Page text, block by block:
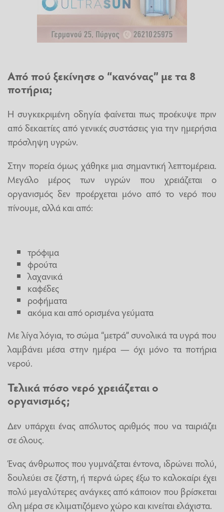
Από πού ξεκίνησε ο “κανόνας” με τα 8
ποτήρια;
Η συγκεκριμένη οδηγία φαίνεται πως προέκυψε πριν
από δεκαετίες από γενικές συστάσεις για την ημερήσια
πρόσληψη υγρών.
Στην πορεία όμως χάθηκε μια σημαντική λεπτομέρεια.
Μεγάλο μέρος των υγρών που χρειάζεται ο
οργανισμός δεν προέρχεται μόνο από το νερό που
πίνουμε, αλλά και από:
τρόφιμα
φρούτα
λαχανικά
καφέδες
ροφήματα
ακόμα και από ορισμένα γεύματα
Με λίγα λόγια, το σώμα “μετρά” συνολικά τα υγρά που
λαμβάνει μέσα στην ημέρα — όχι μόνο τα ποτήρια
νερού.
Τελικά πόσο νερό χρειάζεται ο
οργανισμός;
Δεν υπάρχει ένας απόλυτος αριθμός που να ταιριάζει
σε όλους.
Ένας άνθρωπος που γυμνάζεται έντονα, ιδρώνει πολύ,
δουλεύει σε ζέστη, ή περνά ώρες έξω το καλοκαίρι έχει
πολύ μεγαλύτερες ανάγκες από κάποιον που βρίσκεται
όλη μέρα σε κλιματιζόμενο χώρο και κινείται ελάχιστα.